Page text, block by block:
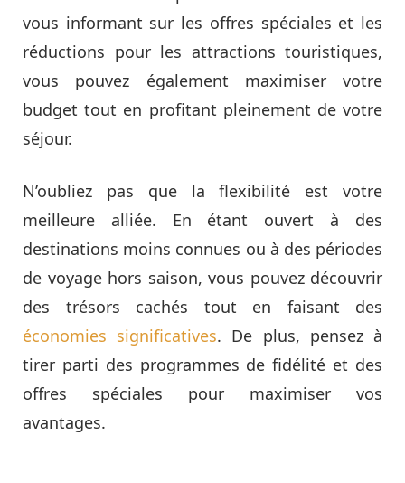
vous informant sur les offres spéciales et les
réductions pour les attractions touristiques,
vous pouvez également maximiser votre
budget tout en profitant pleinement de votre
séjour.
N’oubliez pas que la flexibilité est votre
meilleure alliée. En étant ouvert à des
destinations moins connues ou à des périodes
de voyage hors saison, vous pouvez découvrir
des trésors cachés tout en faisant des
économies significatives. De plus, pensez à
tirer parti des programmes de fidélité et des
offres spéciales pour maximiser vos
avantages.